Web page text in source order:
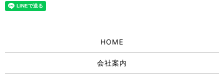
HOME
会社案内